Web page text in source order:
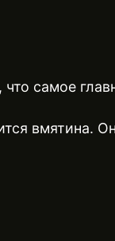
самое
вмятина.